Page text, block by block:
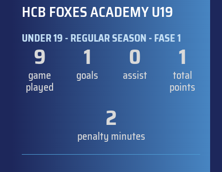
HCB FOXES ACADEMY U19
UNDER 19 - REGULAR SEASON - FASE 1
9
game
played
1
goals
0
assist
1
total
points
2
penalty minutes